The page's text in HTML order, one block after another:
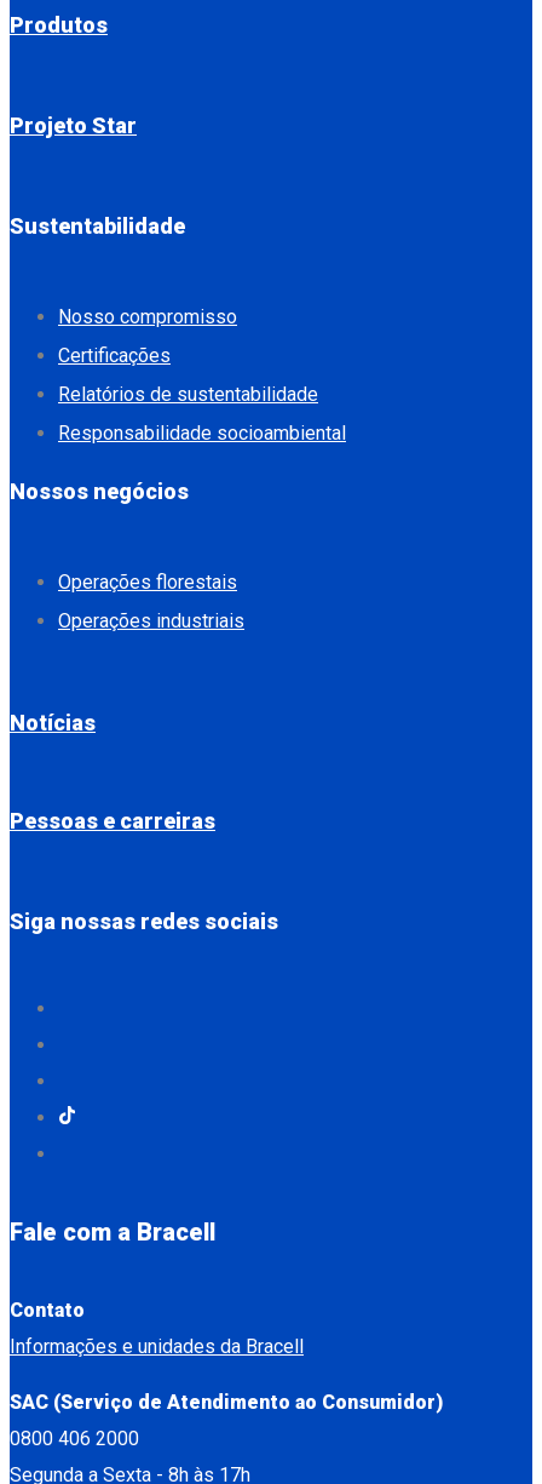
Produtos
Projeto Star
Sustentabilidade
Nosso compromisso
Certificações
Relatórios de sustentabilidade
Responsabilidade socioambiental
Nossos negócios
Operações florestais
Operações industriais
Notícias
Pessoas e carreiras
Siga nossas redes sociais
Fale com a Bracell
Contato
Informações e unidades da Bracell
SAC (Serviço de Atendimento ao Consumidor)
0800 406 2000
Segunda a Sexta - 8h às 17h